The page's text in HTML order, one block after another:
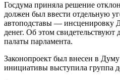
Госдума приняла решение
должен был ввести отдельную
автоподставы — инсценировку
денег. Об этом
палаты парламента.
Законопроект был внесен в
инициативы выступила группа